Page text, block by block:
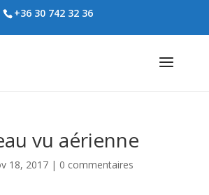
+36 30 742 32 36
vu aérienne
18, 2017| 0 commentaires